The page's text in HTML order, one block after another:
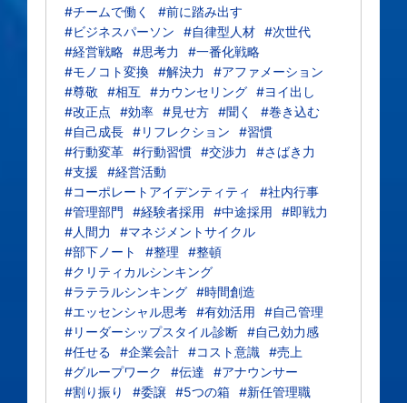
#チームで働く
#前に踏み出す
#ビジネスパーソン
#自律型人材 #次世代
#経営戦略 #思考力
#一番化戦略
#モノコト変換 #解決力
#アファメーション
#尊敬
#相互 #カウンセリング #ヨイ出し
#改正点
#効率 #見せ方 #聞く
#巻き込む
#自己成長 #リフレクション
#習慣
#行動変革 #行動習慣 #交渉力
#さばき力
#支援
#経営活動
#コーポレートアイデンティティ
#社内行事
#管理部門
#経験者採用 #中途採用
#即戦力
#人間力
#マネジメントサイクル
#部下ノート
#整理
#整頓
#クリティカルシンキング
#ラテラルシンキング #時間創造
#エッセンシャル思考 #有効活用
#自己管理
#リーダーシップスタイル診断 #自己効力感
#任せる
#企業会計 #コスト意識 #売上
#グループワーク
#伝達
#アナウンサー
#割り振り
#委譲 #5つの箱 #新任管理職